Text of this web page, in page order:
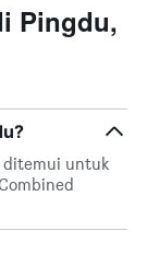
Pingdu,
ditemui untuk